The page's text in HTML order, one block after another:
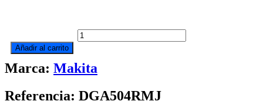
MINIAMOLADORA
DGA504RMJ
Añadir al carrito
Marca: Makita
Referencia: DGA504RMJ